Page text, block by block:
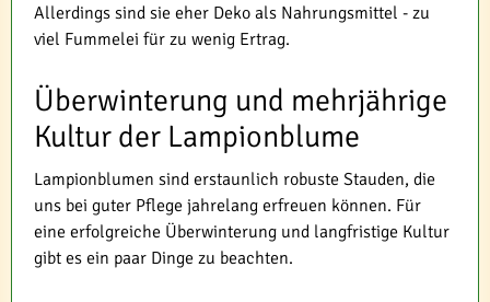
Allerdings sind sie eher Deko als Nahrungsmittel - zu
viel Fummelei für zu wenig Ertrag.
Überwinterung und mehrjährige
Kultur der Lampionblume
Lampionblumen sind erstaunlich robuste Stauden, die
uns bei guter Pflege jahrelang erfreuen können. Für
eine erfolgreiche Überwinterung und langfristige Kultur
gibt es ein paar Dinge zu beachten.